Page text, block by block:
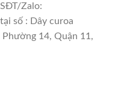
Zalo:
số : Dây curoa
14, Quận 11,